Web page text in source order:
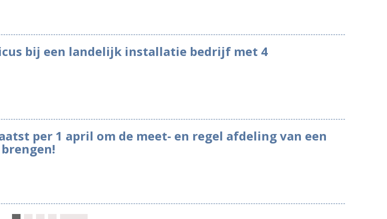
bij een landelijk installatie bedrijf met 4
per 1 april om de meet- en regel afdeling van een